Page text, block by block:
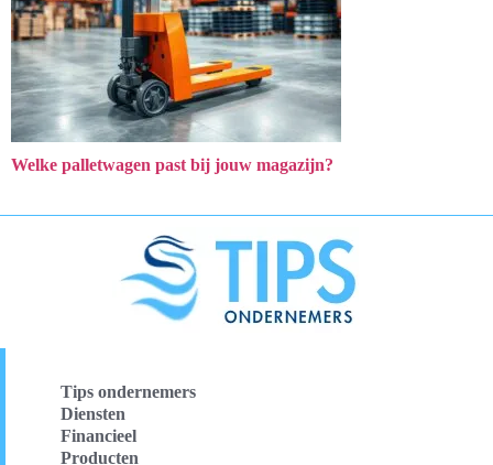
Welke palletwagen past bij jouw magazijn?
Tips ondernemers
Diensten
Financieel
Producten